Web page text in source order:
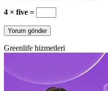
4 × five =
Greenlife hizmetleri